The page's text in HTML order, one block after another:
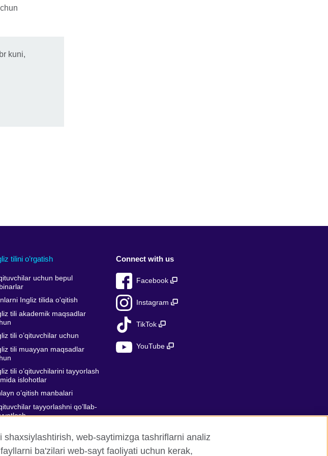
kuni,
tilini o’rgatish
uchun bepul
Ingliz tilida o'qitish
tili akademik maqsadlar
tili o’qituvchilar uchun
tili muayyan maqsadlar
tili o’qituvchilarini tayyorlash
islohotlar
o’qitish manbalari
tayyorlashni qo’llab-
Connect with us
Facebook
Instagram
TikTok
YouTube
web-saytimizga tashriflarni analiz
ba'zilari web-sayt faoliyati uchun kerak,